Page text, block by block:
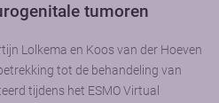
tumoren
Lolkema en Koos van der Hoeven
tot de behandeling van
tijdens het ESMO Virtual